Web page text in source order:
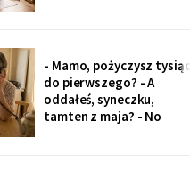
to tatowe pieniądze, a
tata by chciał pomagać
nam, nie tobie".
- Mamo, pożyczysz tysiąc
do pierwszego? - A
oddałeś, syneczku,
tamten z maja? - No